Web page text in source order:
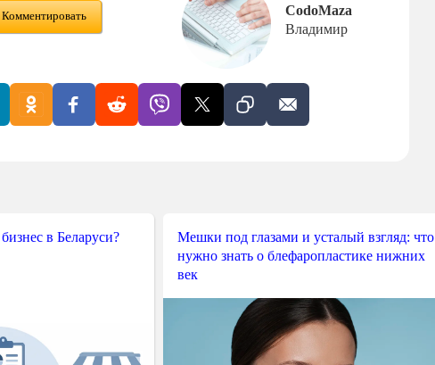
Комментировать
CodoMaza
Владимир
в Беларуси?
Мешки под глазами и усталый взгляд: что
нужно знать о блефаропластике нижних
век